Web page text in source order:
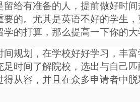
留给有准备的人，提前做好时
要的。尤其是英语不好的学生
学的打算，那么提高一下你的
间规划，在学校好好学习，丰
时间了解院校，选出与自己
得从容，并且在众多申请者中